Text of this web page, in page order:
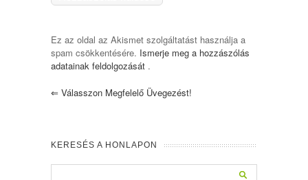
Ez az oldal az Akismet szolgáltatást használja a
spam csökkentésére. Ismerje meg a hozzászólás
adatainak feldolgozását .
⇐ Válasszon Megfelelő Üvegezést!
KERESÉS A HONLAPON